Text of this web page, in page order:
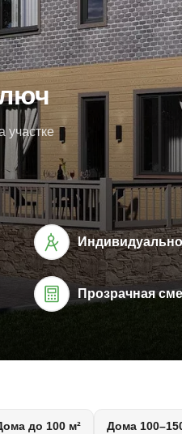
участке
Прозрачная
до 100 м² Дома